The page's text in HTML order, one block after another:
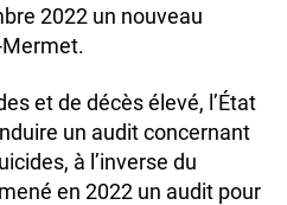
2022 un nouveau
Mermet.
et de décès élevé, l’État
un audit concernant
à l’inverse du
en 2022 un audit pour